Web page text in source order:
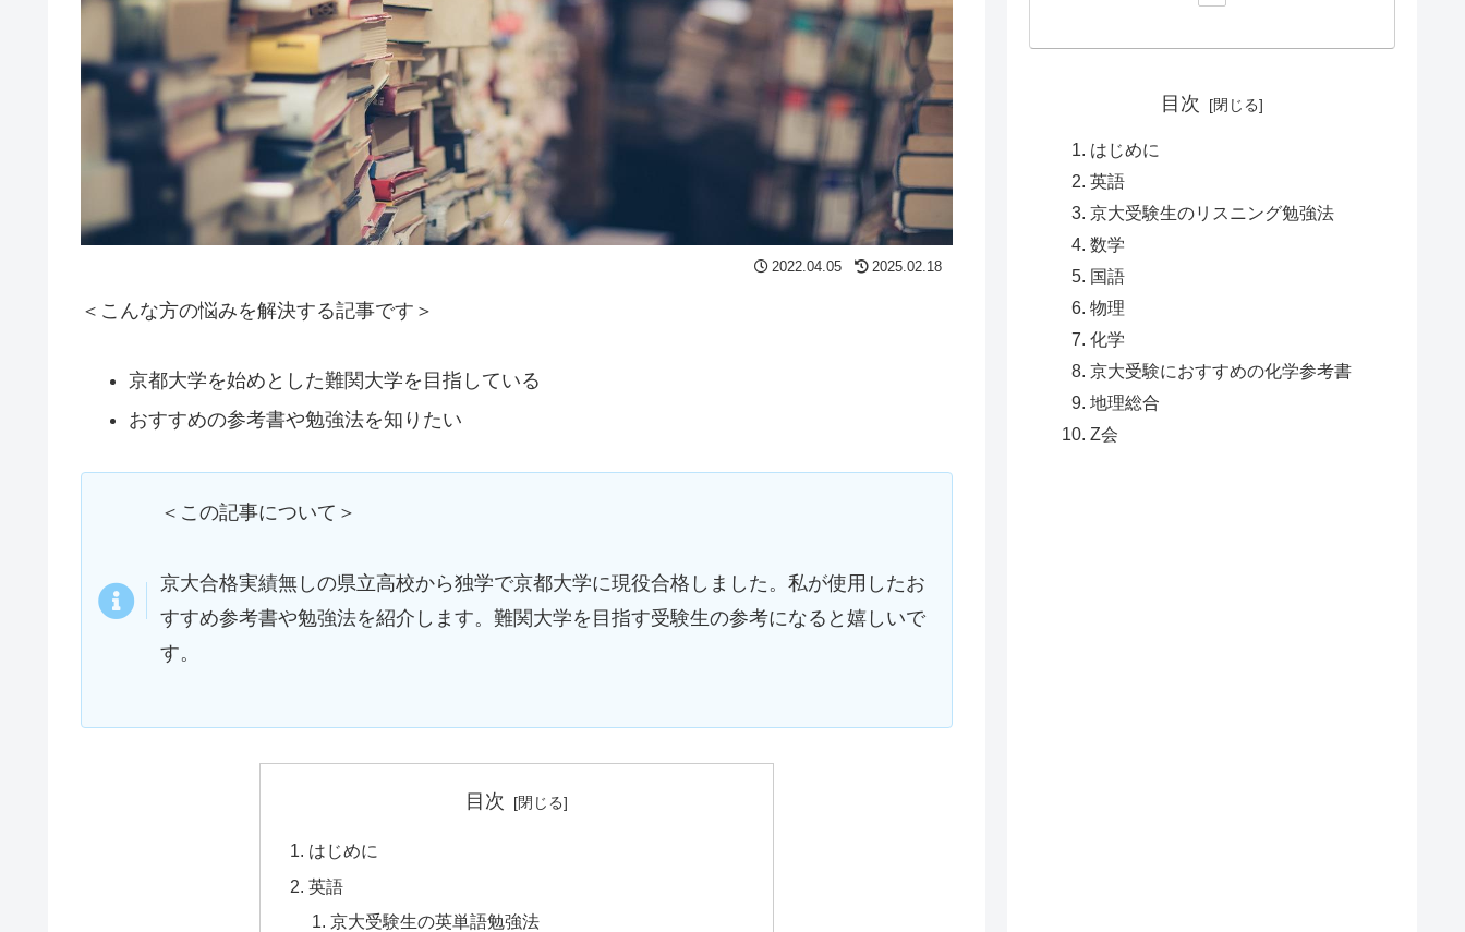
2022.04.05 2025.02.18
＜こんな方の悩みを解決する記事です＞
京都大学を始めとした難関大学を目指している
おすすめの参考書や勉強法を知りたい
＜この記事について＞
京大合格実績無しの県立高校から独学で京都大学に現役合格しました。私が使用したお
すすめ参考書や勉強法を紹介します。難関大学を目指す受験生の参考になると嬉しいで
す。
目次
はじめに
英語
京大受験生の英単語勉強法
目次
はじめに
英語
京大受験生のリスニング勉強法
数学
国語
物理
化学
京大受験におすすめの化学参考書
地理総合
Z会